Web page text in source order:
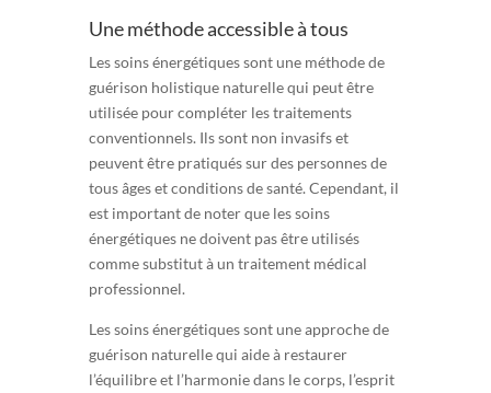
Une méthode accessible à tous
Les soins énergétiques sont une méthode de
guérison holistique naturelle qui peut être
utilisée pour compléter les traitements
conventionnels. Ils sont non invasifs et
peuvent être pratiqués sur des personnes de
tous âges et conditions de santé. Cependant, il
est important de noter que les soins
énergétiques ne doivent pas être utilisés
comme substitut à un traitement médical
professionnel.
Les soins énergétiques sont une approche de
guérison naturelle qui aide à restaurer
l’équilibre et l’harmonie dans le corps, l’esprit